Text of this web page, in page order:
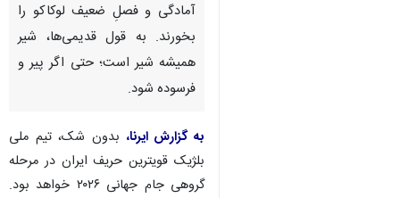
آمادگی و فصلِ ضعیف لوکاکو را
بخورند. به قول قدیمی‌ها، شیر
همیشه شیر است؛ حتی اگر پیر و
فرسوده شود.
به گزارش ایرنا، بدون شک، تیم ملی
بلژیک قویترین حریف ایران در مرحله
گروهی جام جهانی ۲۰۲۶ خواهد بود.